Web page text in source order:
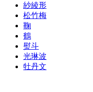
紗綾形
松竹梅
鞠
鶴
熨斗
光琳波
牡丹文